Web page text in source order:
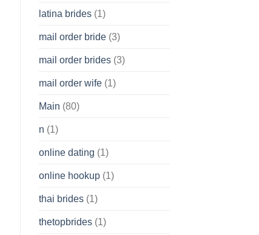
latina brides(1)
mail order bride(3)
mail order brides(3)
mail order wife(1)
Main (80)
n (1)
online dating (1)
online hookup(1)
thai brides(1)
thetopbrides(1)